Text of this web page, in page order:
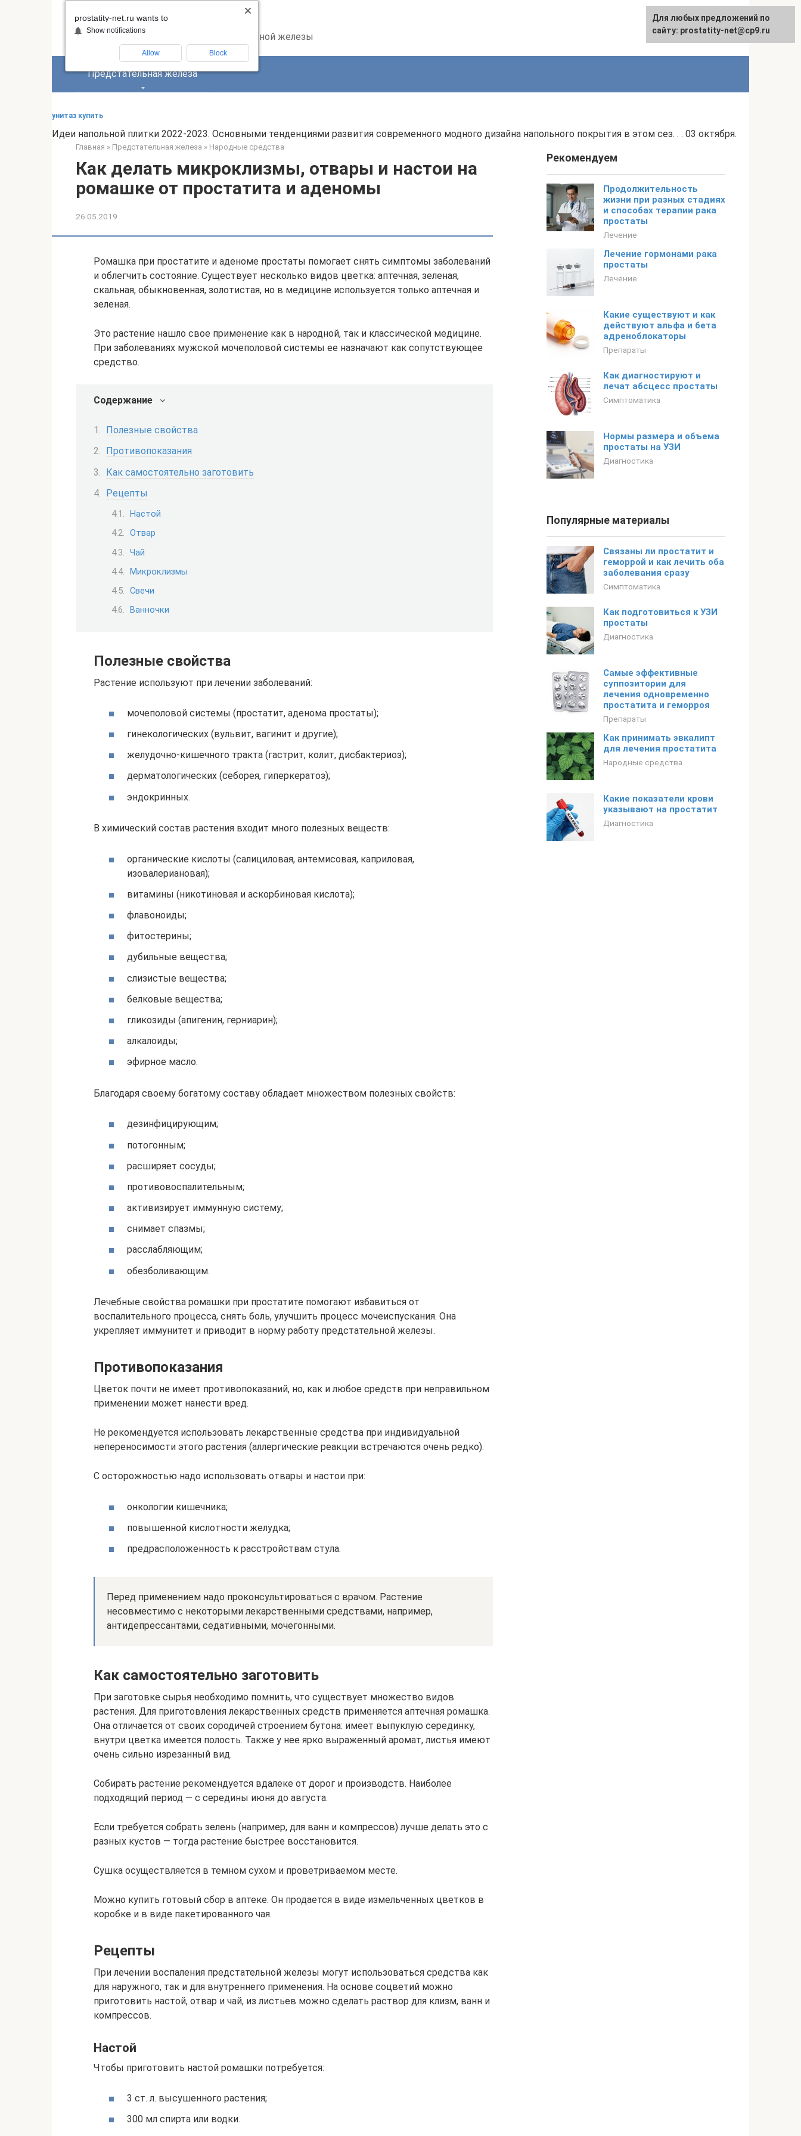
PROSTATITY-NET.RU
Все о лечении заболеваний предстательной железы
Предстательная железа
унитаз купить
Идеи напольной плитки 2022-2023. Основными тенденциями развития современного модного дизайна напольного покрытия в этом сез. . . 03 октября.
Главная » Предстательная железа » Народные средства
Как делать микроклизмы, отвары и настои на
ромашке от простатита и аденомы
26.05.2019
Ромашка при простатите и аденоме простаты помогает снять симптомы заболеваний
и облегчить состояние. Существует несколько видов цветка: аптечная, зеленая,
скальная, обыкновенная, золотистая, но в медицине используется только аптечная и
зеленая.
Это растение нашло свое применение как в народной, так и классической медицине.
При заболеваниях мужской мочеполовой системы ее назначают как сопутствующее
средство.
Содержание
Полезные свойства
Противопоказания
Как самостоятельно заготовить
Рецепты
Настой
Отвар
Чай
Микроклизмы
Свечи
Ванночки
Полезные свойства
Растение используют при лечении заболеваний:
мочеполовой системы (простатит, аденома простаты);
гинекологических (вульвит, вагинит и другие);
желудочно-кишечного тракта (гастрит, колит, дисбактериоз);
дерматологических (себорея, гиперкератоз);
эндокринных.
В химический состав растения входит много полезных веществ:
органические кислоты (салициловая, антемисовая, каприловая,
изовалериановая);
витамины (никотиновая и аскорбиновая кислота);
флавоноиды;
фитостерины;
дубильные вещества;
слизистые вещества;
белковые вещества;
гликозиды (апигенин, герниарин);
алкалоиды;
эфирное масло.
Благодаря своему богатому составу обладает множеством полезных свойств:
дезинфицирующим;
потогонным;
расширяет сосуды;
противовоспалительным;
активизирует иммунную систему;
снимает спазмы;
расслабляющим;
обезболивающим.
Лечебные свойства ромашки при простатите помогают избавиться от
воспалительного процесса, снять боль, улучшить процесс мочеиспускания. Она
укрепляет иммунитет и приводит в норму работу предстательной железы.
Противопоказания
Цветок почти не имеет противопоказаний, но, как и любое средств при неправильном
применении может нанести вред.
Не рекомендуется использовать лекарственные средства при индивидуальной
непереносимости этого растения (аллергические реакции встречаются очень редко).
С осторожностью надо использовать отвары и настои при:
онкологии кишечника;
повышенной кислотности желудка;
предрасположенность к расстройствам стула.
Перед применением надо проконсультироваться с врачом. Растение
несовместимо с некоторыми лекарственными средствами, например,
антидепрессантами, седативными, мочегонными.
Как самостоятельно заготовить
При заготовке сырья необходимо помнить, что существует множество видов
растения. Для приготовления лекарственных средств применяется аптечная ромашка.
Она отличается от своих сородичей строением бутона: имеет выпуклую серединку,
внутри цветка имеется полость. Также у нее ярко выраженный аромат, листья имеют
очень сильно изрезанный вид.
Собирать растение рекомендуется вдалеке от дорог и производств. Наиболее
подходящий период — с середины июня до августа.
Если требуется собрать зелень (например, для ванн и компрессов) лучше делать это с
разных кустов — тогда растение быстрее восстановится.
Сушка осуществляется в темном сухом и проветриваемом месте.
Можно купить готовый сбор в аптеке. Он продается в виде измельченных цветков в
коробке и в виде пакетированного чая.
Рецепты
При лечении воспаления предстательной железы могут использоваться средства как
для наружного, так и для внутреннего применения. На основе соцветий можно
приготовить настой, отвар и чай, из листьев можно сделать раствор для клизм, ванн и
компрессов.
Настой
Чтобы приготовить настой ромашки потребуется:
3 ст. л. высушенного растения;
300 мл спирта или водки.
Рекомендуем
Продолжительность
жизни при разных стадиях
и способах терапии рака
простаты
Лечение
Лечение гормонами рака
простаты
Лечение
Какие существуют и как
действуют альфа и бета
адреноблокаторы
Препараты
Как диагностируют и
лечат абсцесс простаты
Симптоматика
Нормы размера и объема
простаты на УЗИ
Диагностика
Популярные материалы
Связаны ли простатит и
геморрой и как лечить оба
заболевания сразу
Симптоматика
Как подготовиться к УЗИ
простаты
Диагностика
Самые эффективные
суппозитории для
лечения одновременно
простатита и геморроя
Препараты
Как принимать эвкалипт
для лечения простатита
Народные средства
Какие показатели крови
указывают на простатит
Диагностика
Для любых предложений по
сайту: prostatity-net@cp9.ru
prostatity-net.ru wants to
Show notifications
Allow Block